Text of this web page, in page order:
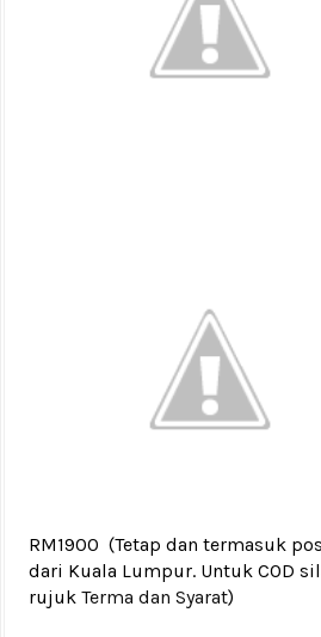
RM1900 (Tetap dan termasuk pos
dari Kuala Lumpur. Untuk COD
rujuk Terma dan Syarat)